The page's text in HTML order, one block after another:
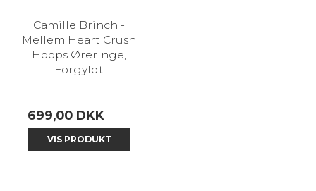
Camille Brinch -
Mellem Heart Crush
Hoops Øreringe,
Forgyldt
699,00 DKK
VIS PRODUKT